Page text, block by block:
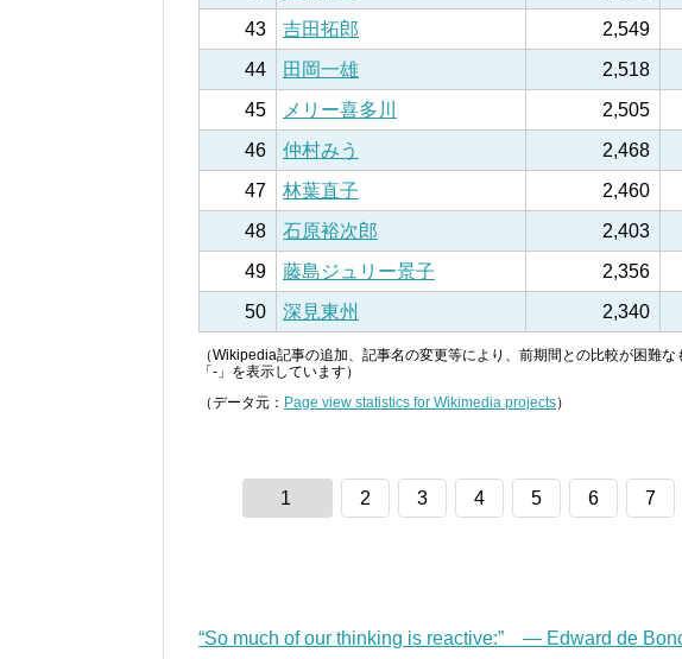
43
吉田拓郎 2,549
44
田岡一雄 2,518
45
メリー喜多川 2,505
46
仲村みう 2,468
47
林葉直子 2,460
48
石原裕次郎 2,403
49
藤島ジュリー景子 2,356
50
深見東州 2,340
（Wikipedia記事の追加、記事名の変更等により、前期間との比較が困難
「-」を表示しています）
（データ元： Page view statistics for Wikimedia projects）
1 2 3 4 5 6 7
“So much of our thinking is reactive:” — Edward de